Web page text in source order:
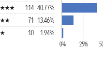
114 40.77%
71 13.46%
10
1.94%
0% 25%